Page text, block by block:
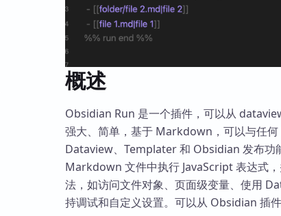
概述
Obsidian Run 是一个插件，可以从
强大、简单，基于 Markdown，可以与任
Dataview、Templater 和 Obsidian 发布功
Markdown 文件中执行 JavaScript 表达式
法，如访问文件对象、页面级变量、使用
持调试和自定义设置。可以从 Obsidian 插